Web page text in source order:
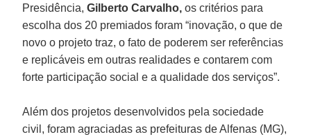
Presidência,Gilberto Carvalho, os critérios para
escolha dos 20 premiados foram “inovação, o que de
novo o projeto traz, o fato de poderem ser referências
e replicáveis em outras realidades e contarem com
forte participação social e a qualidade dos serviços”.
Além dos projetos desenvolvidos pela sociedade
civil, foram agraciadas as prefeituras de Alfenas (MG),